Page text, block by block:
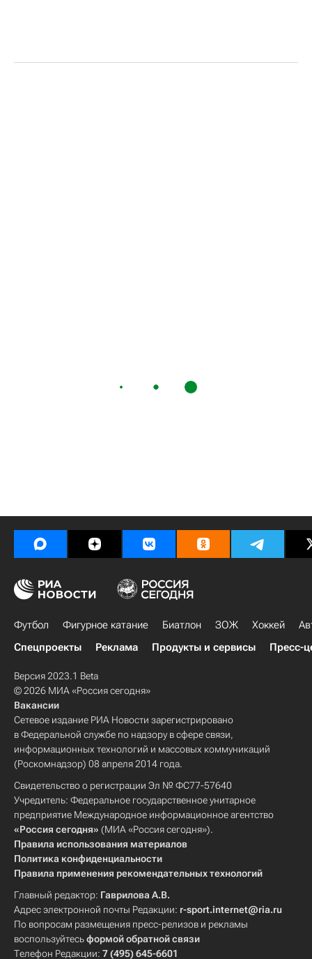
Футбол Фигурное катание Биатлон ЗОЖ Хоккей
Спецпроекты
Реклама Продукты и сервисы Пресс-
Версия 2023.1 Beta
© 2026 МИА «Россия сегодня»
Вакансии
Сетевое издание РИА Новости зарегистрировано
в Федеральной службе по надзору в сфере связи,
информационных технологий и массовых коммуникаций
(Роскомнадзор) 08 апреля 2014 года.
Свидетельство о регистрации Эл № ФС77-57640
Учредитель: Федеральное государственное унитарное
предприятие Международное информационное агентство
«Россия сегодня» (МИА «Россия сегодня»).
Правила использования материалов
Политика конфиденциальности
Правила применения рекомендательных технологий
Главный редактор: Гаврилова А.В.
Адрес электронной почты Редакции: r-sport.internet@ria.ru
По вопросам размещения пресс-релизов и рекламы
воспользуйтесьформой обратной связи
Телефон Редакции: 7 (495) 645-6601